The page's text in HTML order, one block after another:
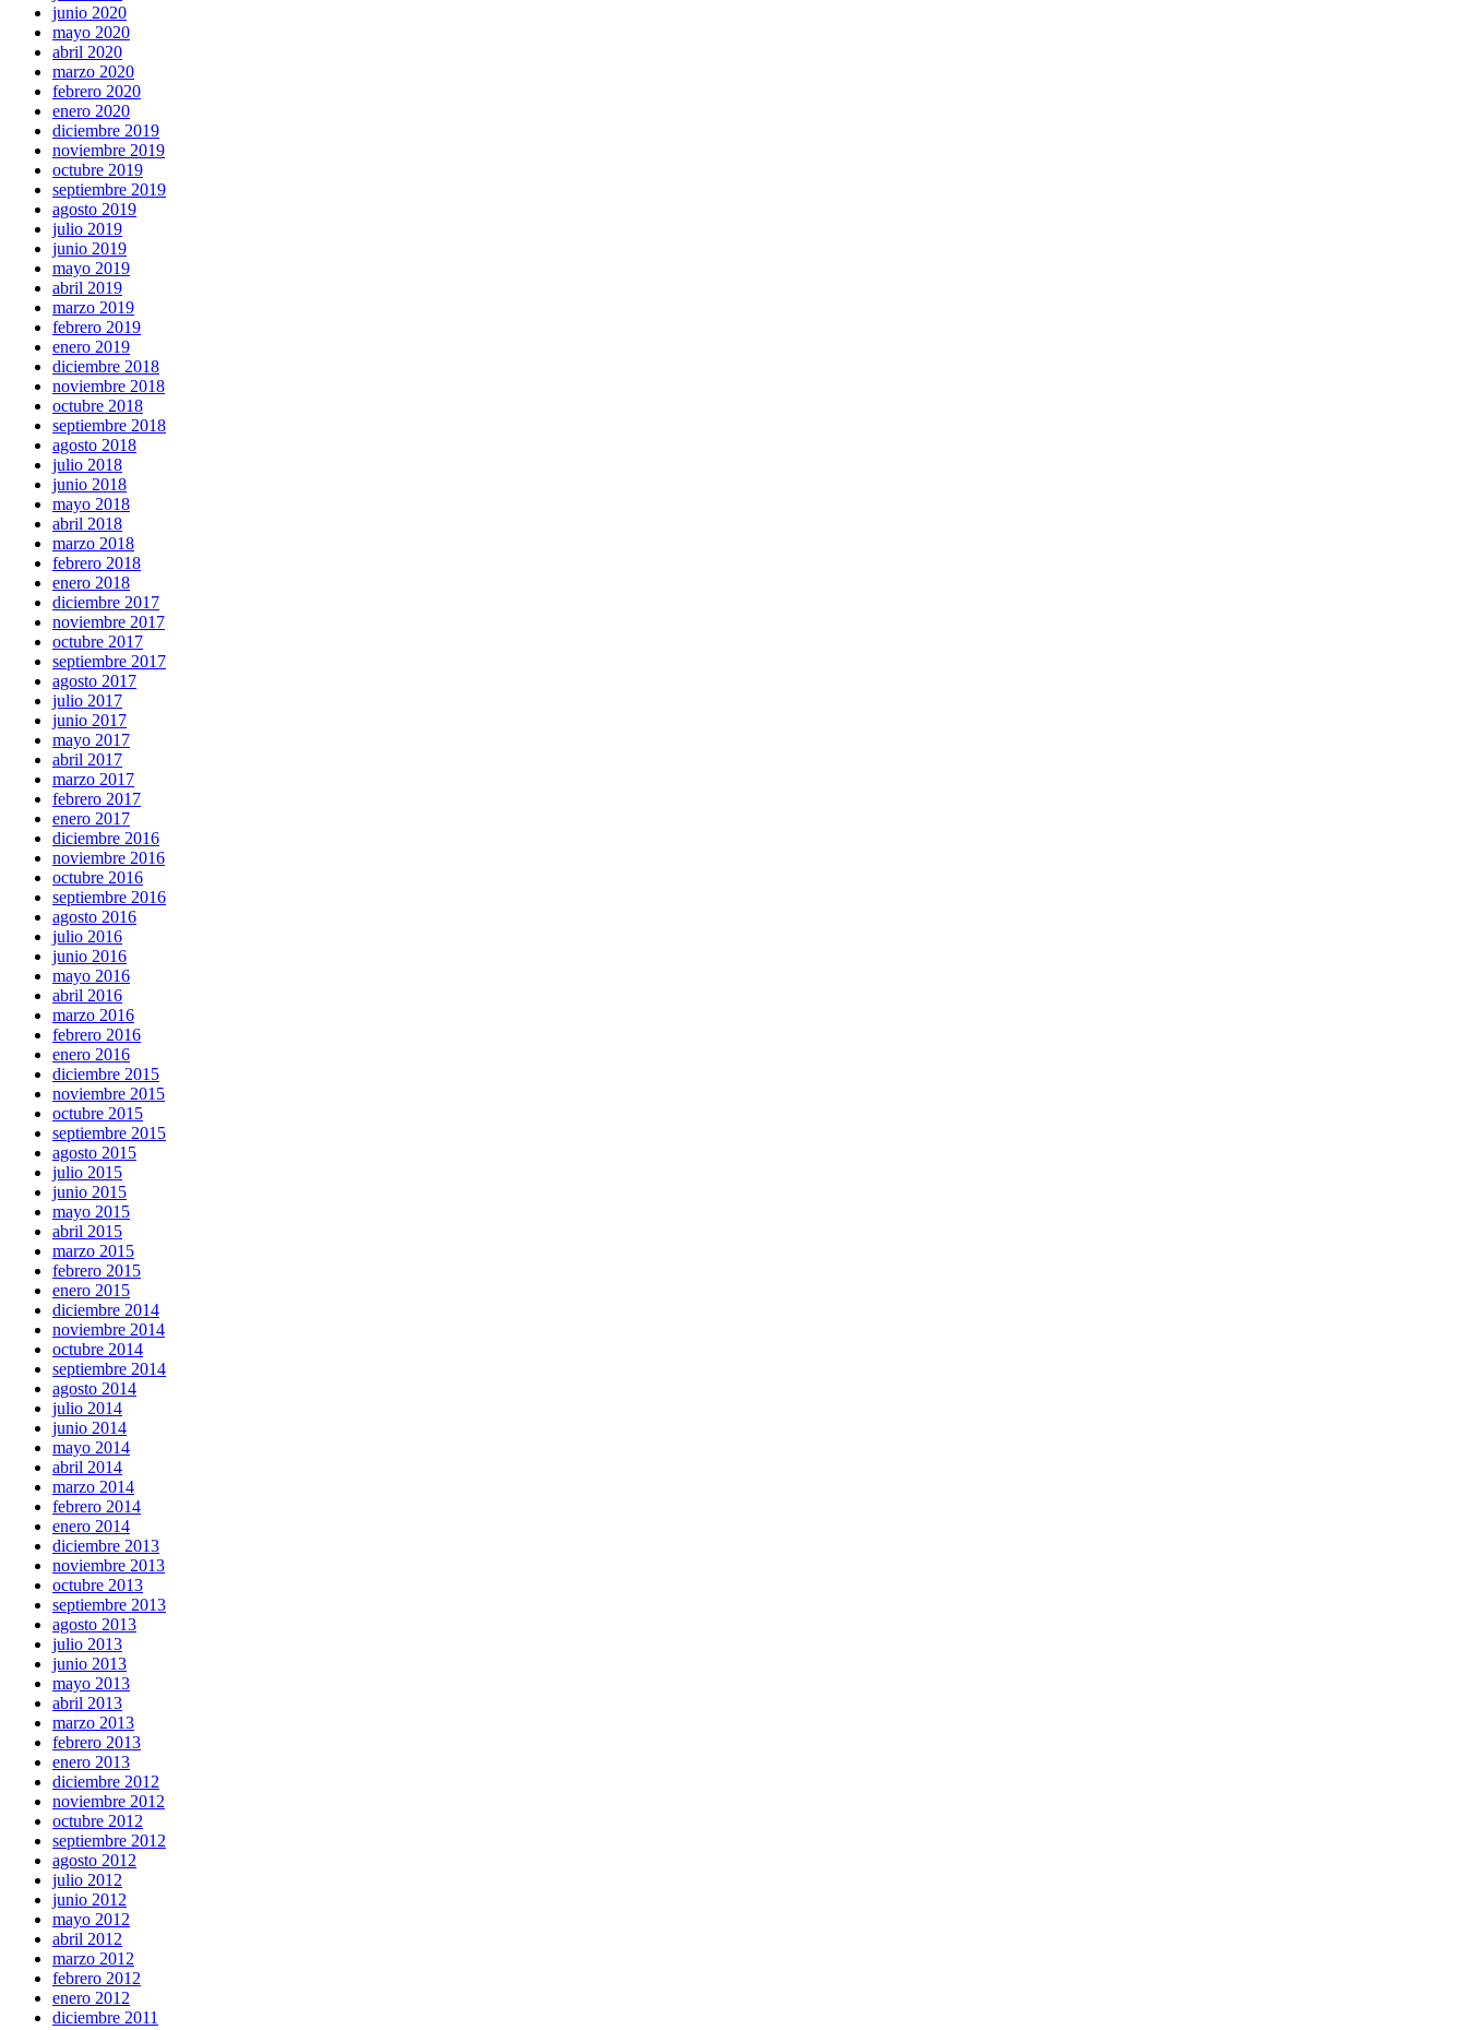
junio 2020
mayo 2020
abril 2020
marzo 2020
febrero 2020
enero 2020
diciembre 2019
noviembre 2019
octubre 2019
septiembre 2019
agosto 2019
julio 2019
junio 2019
mayo 2019
abril 2019
marzo 2019
febrero 2019
enero 2019
diciembre 2018
noviembre 2018
octubre 2018
septiembre 2018
agosto 2018
julio 2018
junio 2018
mayo 2018
abril 2018
marzo 2018
febrero 2018
enero 2018
diciembre 2017
noviembre 2017
octubre 2017
septiembre 2017
agosto 2017
julio 2017
junio 2017
mayo 2017
abril 2017
marzo 2017
febrero 2017
enero 2017
diciembre 2016
noviembre 2016
octubre 2016
septiembre 2016
agosto 2016
julio 2016
junio 2016
mayo 2016
abril 2016
marzo 2016
febrero 2016
enero 2016
diciembre 2015
noviembre 2015
octubre 2015
septiembre 2015
agosto 2015
julio 2015
junio 2015
mayo 2015
abril 2015
marzo 2015
febrero 2015
enero 2015
diciembre 2014
noviembre 2014
octubre 2014
septiembre 2014
agosto 2014
julio 2014
junio 2014
mayo 2014
abril 2014
marzo 2014
febrero 2014
enero 2014
diciembre 2013
noviembre 2013
octubre 2013
septiembre 2013
agosto 2013
julio 2013
junio 2013
mayo 2013
abril 2013
marzo 2013
febrero 2013
enero 2013
diciembre 2012
noviembre 2012
octubre 2012
septiembre 2012
agosto 2012
julio 2012
junio 2012
mayo 2012
abril 2012
marzo 2012
febrero 2012
enero 2012
diciembre 2011